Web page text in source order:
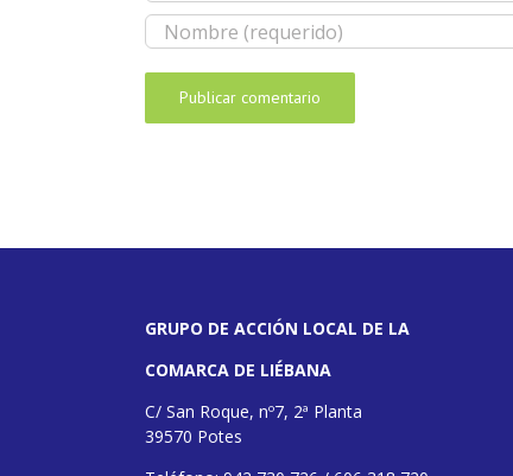
GRUPO DE ACCIÓN LOCAL DE LA
COMARCA DE LIÉBANA
C/ San Roque, nº7, 2ª Planta
39570 Potes